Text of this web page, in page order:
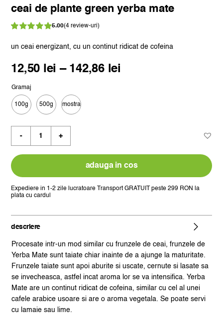
ceai de plante green yerba mate
la5.00din 5 pe
evaluări de la
clienți
5.00(4review-uri)
un ceai energizant, cu un continut ridicat de cofeina
12,50 lei – 142,86 lei
142,86 lei
Gramaj
100g 500g mostra
de
yerba
mate
adauga in cos
Expediere in 1-2 zile lucratoare Transport GRATUIT peste 299 RON la
plata cu cardul
descriere
Procesate intr-un mod similar cu frunzele de ceai, frunzele de
Yerba Mate sunt taiate chiar inainte de a ajunge la maturitate.
Frunzele taiate sunt apoi aburite si uscate, cernute si lasate sa
se invecheasca, astfel incat aroma lor se va intensifica. Yerba
Mate are un continut ridicat de cofeina, similar cu cel al unei
cafele arabice usoare si are o aroma vegetala. Se poate servi
cu lamaie sau lime.